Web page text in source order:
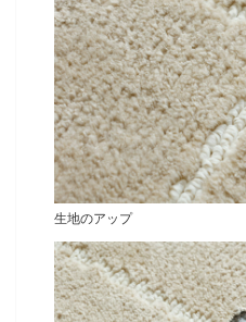
生地のアップ